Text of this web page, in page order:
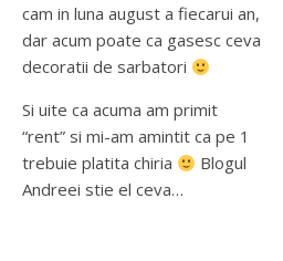
cam in luna august a fiecarui an,
dar acum poate ca gasesc ceva
decoratii de sarbatori
Si uite ca acuma am primit
“rent” si mi-am amintit ca pe 1
trebuie platita chiria
Blogul
Andreei stie el ceva…